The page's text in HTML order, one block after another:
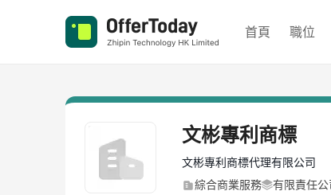
首頁 職位
文彬專利商標
文彬專利商標代理有限公司
綜合商業服務
有限責任公